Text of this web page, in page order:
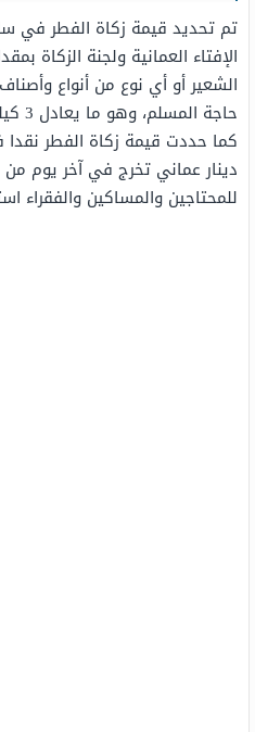
تم تحديد قيمة زكاة الفطر في
الإفتاء العمانية ولجنة الزكاة
الشعير أو أي نوع من أنواع
دينار عماني تخرج في آخر يوم
للمحتاجين والمساكين والفقراء